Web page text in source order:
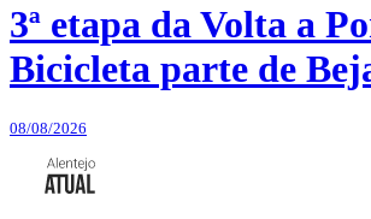
3ª etapa da Volta a
Bicicleta parte de
08/08/2026